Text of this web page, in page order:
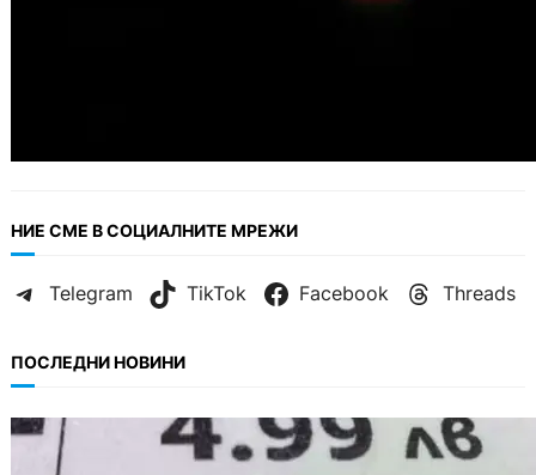
НИЕ СМЕ В СОЦИАЛНИТЕ МРЕЖИ
Telegram TikTok Facebook Threads
ПОСЛЕДНИ НОВИНИ
БЪЛГАРИЯ
Левът изчезва от етикетите: Търговците